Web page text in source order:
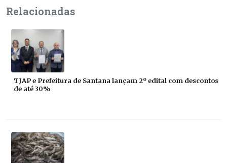
Relacionadas
TJAP e Prefeitura de Santana lançam 2º edital com descontos
de até 30%